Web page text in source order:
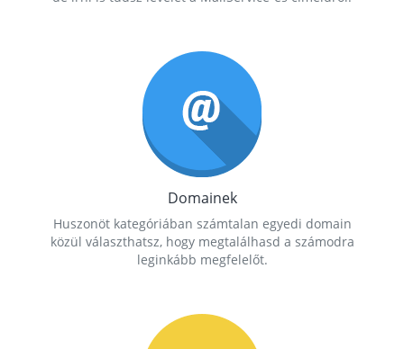
Domainek
Huszonöt kategóriában számtalan egyedi domain
közül választhatsz, hogy megtalálhasd a számodra
leginkább megfelelőt.